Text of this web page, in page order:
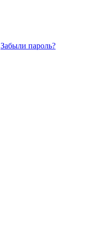
Забыли пароль?